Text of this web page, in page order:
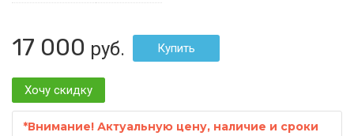
17 000 руб.
Хочу скидку
*Внимание! Актуальную цену, наличие и сроки